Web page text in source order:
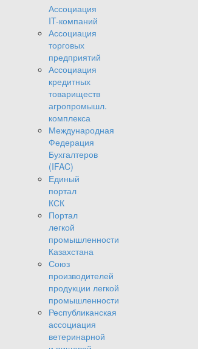
Ассоциация
IT-компаний
Ассоциация
торговых
предприятий
Ассоциация
кредитных
товариществ
агропромышл.
комплекса
Международная
Федерация
Бухгалтеров
(IFAC)
Единый
портал
КСК
Портал
легкой
промышленности
Казахстана
Союз
производителей
продукции легкой
промышленности
Республиканская
ассоциация
ветеринарной